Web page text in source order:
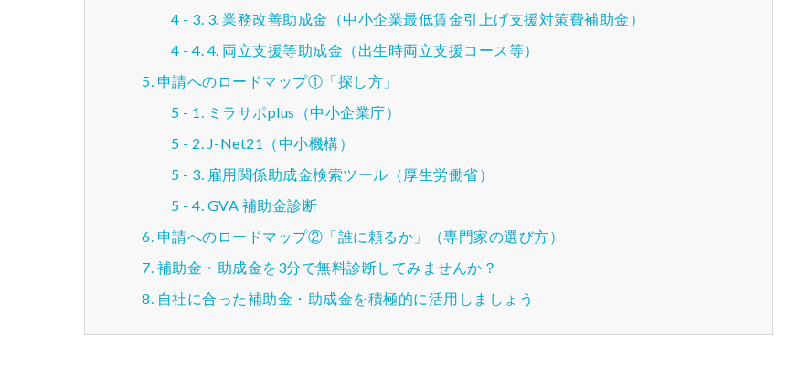
3. 業務改善助成金（中小企業最低賃金引上げ支援対策費補助金）
4. 両立支援等助成金（出生時両立支援コース等）
申請へのロードマップ①「探し方」
ミラサポplus（中小企業庁）
J-Net21（中小機構）
雇用関係助成金検索ツール（厚生労働省）
GVA 補助金診断
申請へのロードマップ②「誰に頼るか」（専門家の選び方）
補助金・助成金を3分で無料診断してみませんか？
自社に合った補助金・助成金を積極的に活用しましょう